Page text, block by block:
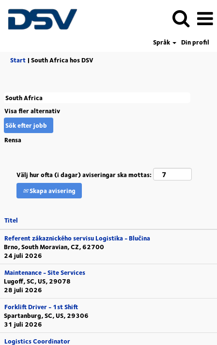
Språk
Din profil
Start | South Africa hos DSV(aktuell
Visa fler alternativ
Rensa
Välj hur ofta (i dagar) aviseringar ska mottas:
Skapa avisering
Titel
Referent zákaznického servisu Logistika - Blučina
Brno, South Moravian, CZ, 62700
24 juli 2026
Maintenance - Site Services
Lugoff, SC, US, 29078
28 juli 2026
Forklift Driver - 1st Shift
Spartanburg, SC, US, 29306
31 juli 2026
Logistics Coordinator